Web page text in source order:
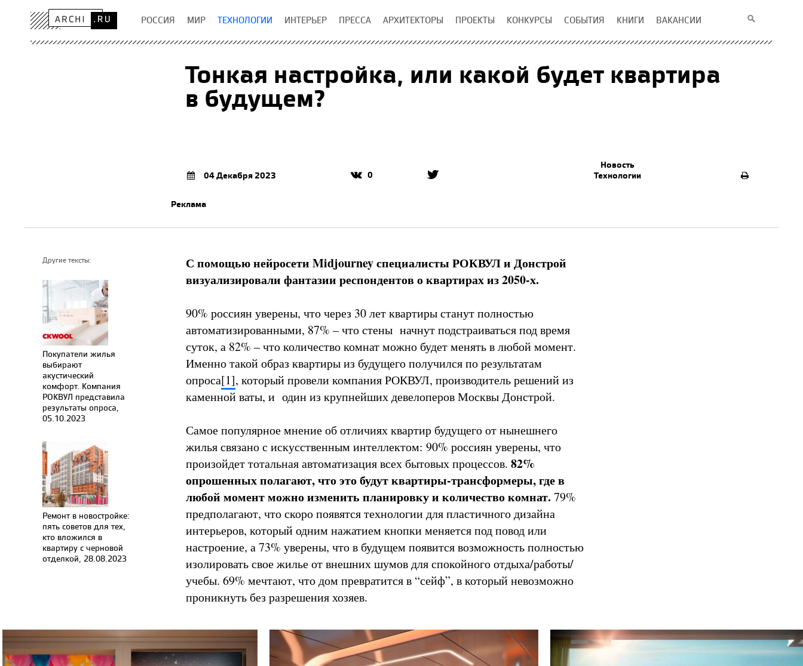
РОССИЯ МИР ТЕХНОЛОГИИ ИНТЕРЬЕР ПРЕССА АРХИТЕКТОРЫ ПРОЕКТЫ КОНКУРСЫ СОБЫТИЯ КНИГИ ВАКАНСИИ
Тонкая настройка, или какой будет квартира
в будущем?
04 Декабря 2023 0
Новость
Технологии
Реклама
Другие тексты:
Покупатели жилья
выбирают
акустический
комфорт. Компания
РОКВУЛ представила
результаты опроса,
05.10.2023
Ремонт в новостройке:
пять советов для тех,
кто вложился в
квартиру с черновой
отделкой, 28.08.2023
С помощью нейросети Midjourney специалисты РОКВУЛ и Донстрой
визуализировали фантазии респондентов о квартирах из 2050-х.
90% россиян уверены, что через 30 лет квартиры станут полностью
автоматизированными, 87% – что стены начнут подстраиваться под время
суток, а 82% – что количество комнат можно будет менять в любой момент.
Именно такой образ квартиры из будущего получился по результатам
опроса[1], который провели компания РОКВУЛ, производитель решений из
каменной ваты, и один из крупнейших девелоперов Москвы Донстрой.
Самое популярное мнение об отличиях квартир будущего от нынешнего
жилья связано с искусственным интеллектом: 90% россиян уверены, что
произойдет тотальная автоматизация всех бытовых процессов. 82%
опрошенных полагают, что это будут квартиры-трансформеры, где в
любой момент можно изменить планировку и количество комнат. 79%
предполагают, что скоро появятся технологии для пластичного дизайна
интерьеров, который одним нажатием кнопки меняется под повод или
настроение, а 73% уверены, что в будущем появится возможность полностью
изолировать свое жилье от внешних шумов для спокойного отдыха/работы/
учебы. 69% мечтают, что дом превратится в “сейф”, в который невозможно
проникнуть без разрешения хозяев.